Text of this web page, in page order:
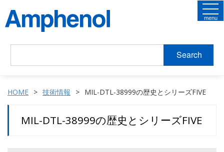
Search
menu
HOME 技術情報 MIL-DTL-38999の歴史とシリーズFIVE
MIL-DTL-38999の歴史とシリーズFIVE